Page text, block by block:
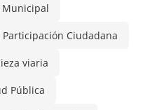
Municipal
Participación Ciudadana
viaria
Pública